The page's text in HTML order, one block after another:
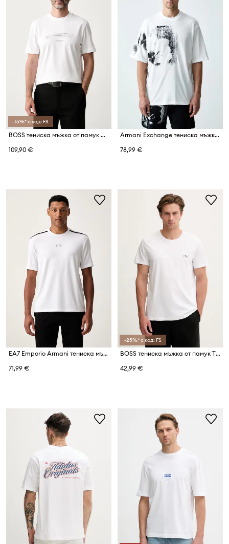
-15%* с код: FS
BOSS тениска мъжка от памук BOSS x Aston Martin
109,90 €
Armani Exchange тениска мъжка от памук
78,99 €
EA7 Emporio Armani тениска мъжка с памук
71,99 €
-25%* с код: FS
BOSS тениска мъжка от памук TShirtRN
42,99 €